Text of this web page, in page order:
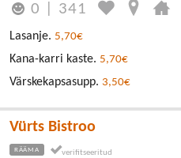
0 341
Lasanje. 5,70€
Kana-karri kaste. 5,70€
Värskekapsasupp. 3,50€
Vürts Bistroo
RÄÄMA